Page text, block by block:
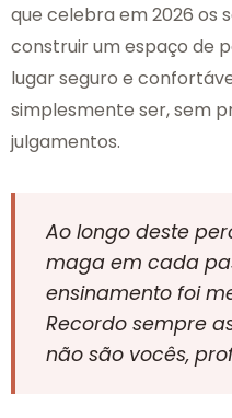
que celebra em 2026 os
construir um espaço de
lugar seguro e
simplesmente ser, sem
julgamentos.
Ao longo deste
maga em cada
ensinamento foi
Recordo sempre
não são vocês,